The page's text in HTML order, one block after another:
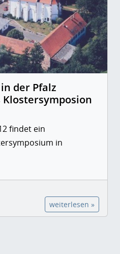
der Pfalz
findet ein
in
weiterlesen »